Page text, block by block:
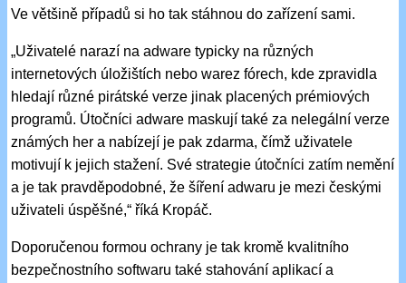
Ve většině případů si ho tak stáhnou do zařízení sami.
„Uživatelé narazí na adware typicky na různých
internetových úložištích nebo warez fórech, kde zpravidla
hledají různé pirátské verze jinak placených prémiových
programů. Útočníci adware maskují také za nelegální verze
známých her a nabízejí je pak zdarma, čímž uživatele
motivují k jejich stažení. Své strategie útočníci zatím nemění
a je tak pravděpodobné, že šíření adwaru je mezi českými
uživateli úspěšné,“ říká Kropáč.
Doporučenou formou ochrany je tak kromě kvalitního
bezpečnostního softwaru také stahování aplikací a